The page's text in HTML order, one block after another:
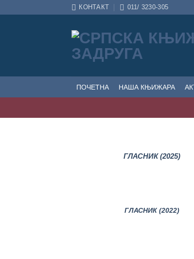
КОНТАКТ 011/ 3230-305
ПОЧЕТНА НАША КЊИЖАРА
ГЛАСНИК (2025)
ГЛАСНИК (2022)